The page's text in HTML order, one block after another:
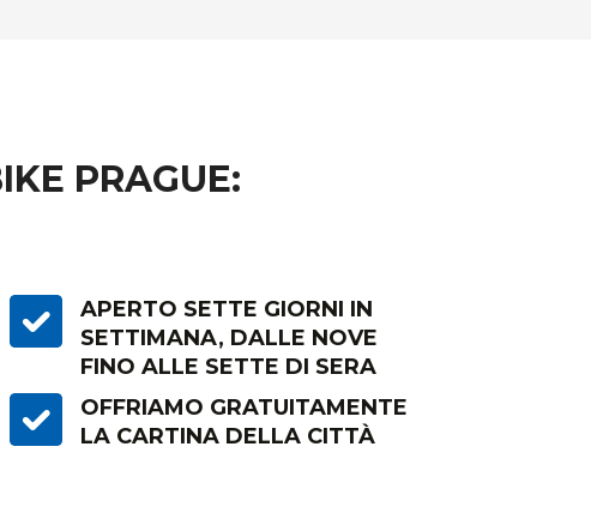
PRAGUE:
APERTO SETTE GIORNI IN
SETTIMANA, DALLE NOVE
FINO ALLE SETTE DI SERA
OFFRIAMO GRATUITAMENTE
LA CARTINA DELLA CITTÀ